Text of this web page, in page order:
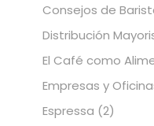
Consejos de
Distribución
El Café como
Empresas y
Espressa (2)